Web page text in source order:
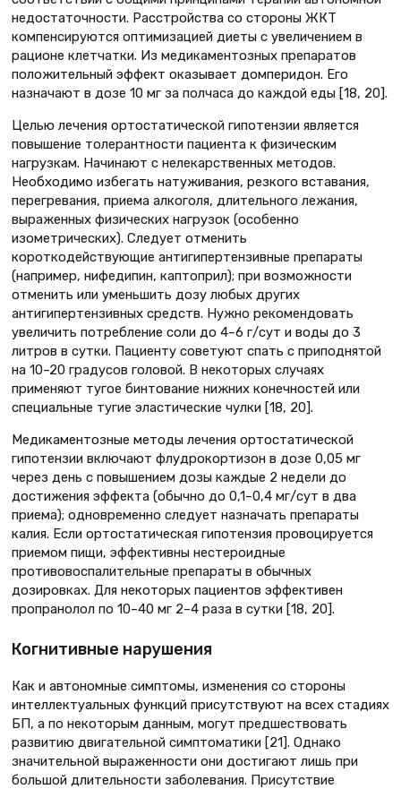
недостаточности. Расстройства со стороны ЖКТ
компенсируются оптимизацией диеты с увеличением в
рационе клетчатки. Из медикаментозных препаратов
положительный эффект оказывает домперидон. Его
назначают в дозе 10 мг за полчаса до каждой еды [18, 20].
Целью лечения ортостатической гипотензии является
повышение толерантности пациента к физическим
нагрузкам. Начинают с нелекарственных методов.
Необходимо избегать натуживания, резкого вставания,
перегревания, приема алкоголя, длительного лежания,
выраженных физических нагрузок (особенно
изометрических). Следует отменить
короткодействующие антигипертензивные препараты
(например, нифедипин, каптоприл); при возможности
отменить или уменьшить дозу любых других
антигипертензивных средств. Нужно рекомендовать
увеличить потребление соли до 4–6 г/сут и воды до 3
литров в сутки. Пациенту советуют спать с приподнятой
на 10–20 градусов головой. В некоторых случаях
применяют тугое бинтование нижних конечностей или
специальные тугие эластические чулки [18, 20].
Медикаментозные методы лечения ортостатической
гипотензии включают флудрокортизон в дозе 0,05 мг
через день с повышением дозы каждые 2 недели до
достижения эффекта (обычно до 0,1–0,4 мг/сут в два
приема); одновременно следует назначать препараты
калия. Если ортостатическая гипотензия провоцируется
приемом пищи, эффективны нестероидные
противовоспалительные препараты в обычных
дозировках. Для некоторых пациентов эффективен
пропранолол по 10–40 мг 2–4 раза в сутки [18, 20].
Когнитивные нарушения
Как и автономные симптомы, изменения со стороны
интеллектуальных функций присутствуют на всех стадиях
БП, а по некоторым данным, могут предшествовать
развитию двигательной симптоматики [21]. Однако
значительной выраженности они достигают лишь при
большой длительности заболевания. Присутствие